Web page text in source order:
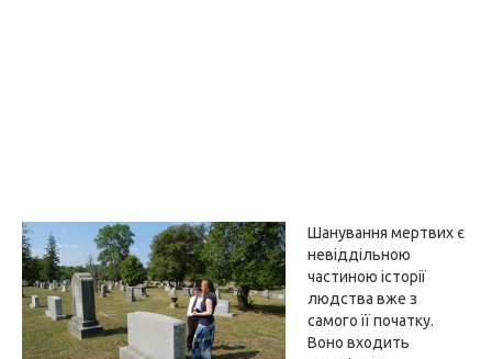
Шанування мертвих є
невіддільною
частиною історії
людства вже з
самого її початку.
Воно входить